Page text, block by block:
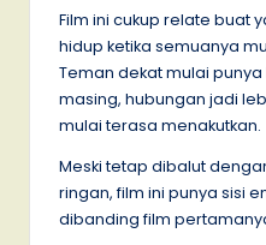
Film ini cukup relate buat
hidup ketika semuanya
Teman dekat mulai
masing, hubungan jadi
mulai terasa menakutkan.
Meski tetap dibalut
ringan, film ini punya sisi
dibanding film